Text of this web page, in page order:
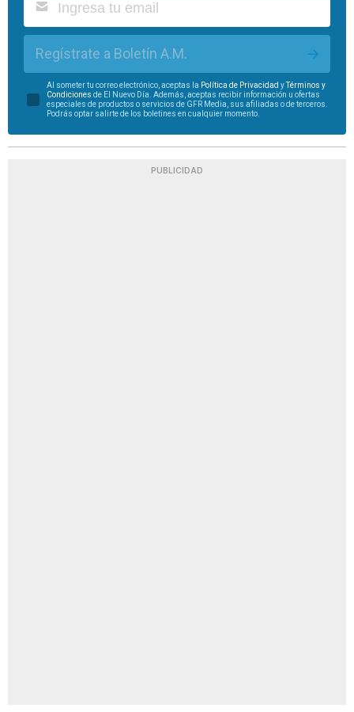
Regístrate a Boletín A.M.
Al someter tu correo electrónico, aceptas la Política de Privacidad yTérminos y
Condiciones de El Nuevo Día. Además, aceptas recibir información u ofertas
especiales de productos o servicios de GFR Media, sus afiliadas o de terceros.
Podrás optar salirte de los boletines en cualquier momento.
PUBLICIDAD